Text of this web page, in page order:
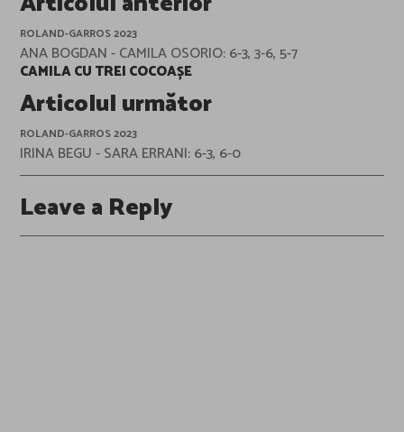
navigation
ROLAND-GARROS 2023
ANA BOGDAN - CAMILA OSORIO: 6-3, 3-6, 5-7
CAMILA CU TREI COCOAȘE
Articolul următor
ROLAND-GARROS 2023
IRINA BEGU - SARA ERRANI: 6-3, 6-0
Leave a Reply